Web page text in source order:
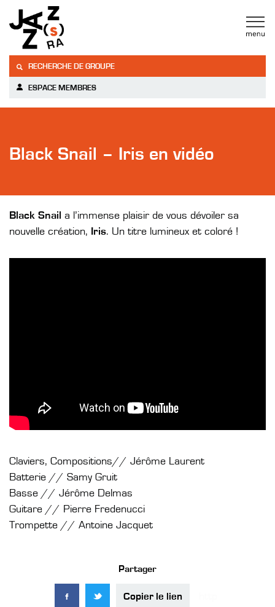
RECHERCHE DE GROUPE
ESPACE MEMBRES
Black Snail – Iris en vidéo
Black Snail a l’immense plaisir de vous dévoiler sa
nouvelle création,
Iris. Un titre lumineux et coloré !
Claviers, Compositions// Jérôme Laurent
Batterie // Samy Gruit
Basse // Jérôme Delmas
Guitare // Pierre Fredenucci
Trompette // Antoine Jacquet
Partager
Copier le lien